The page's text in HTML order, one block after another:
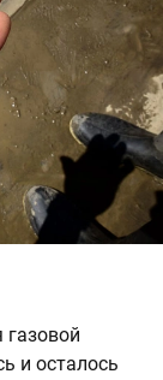
и осталось